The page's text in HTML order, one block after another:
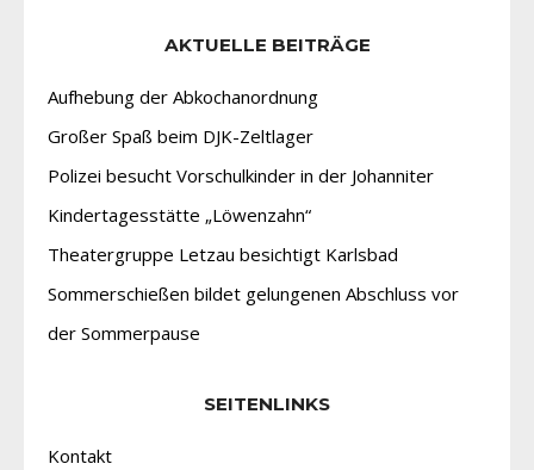
AKTUELLE BEITRÄGE
Aufhebung der Abkochanordnung
Großer Spaß beim DJK-Zeltlager
Polizei besucht Vorschulkinder in der Johanniter
Kindertagesstätte „Löwenzahn“
Theatergruppe Letzau besichtigt Karlsbad
Sommerschießen bildet gelungenen Abschluss vor
der Sommerpause
SEITENLINKS
Kontakt